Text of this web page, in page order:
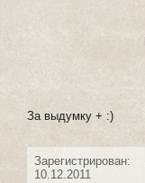
За выдумку + :)
Зарегистрирован:
10.12.2011